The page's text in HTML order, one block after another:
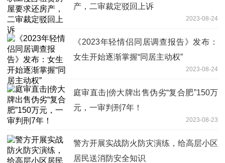
产，二审裁定驳回上诉
2023-08-24
《2023年轻情侣同居调查报告》发布：
女生开始逐渐掌握“同居主动权”
2023-08-24
庭审直击|傍大牌出售伪劣“复合肥”150万
元，一审判刑7年！
2023-08-23
警方开展实战防火防灾演练，给高层小区
居民送消防安全知识